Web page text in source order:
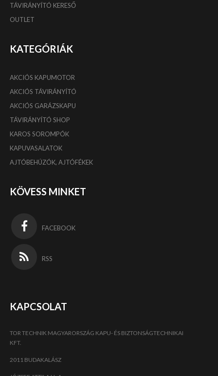
TÁVIRÁNYÍTÓ KERESŐ
OUTLET
KATEGÓRIÁK
AKCIÓS KAPUMOTOR
AKCIÓS TÁVIRÁNYÍTÓ
AKCIÓS GARÁZSKAPU
TÁVIRÁNYÍTÓ SHOP
KAROS SOROMPÓK
KAPUVASALATOK
AJTÓBEHÚZÓK, AJTÓFÉKEK
KÖVESS MINKET
FACEBOOK
RSS
KAPCSOLAT
TOR TECHNIK MAGYARORSZÁG KAPU- ÉS BIZTONSÁGTECHNIKAI
KFT.
2011 BUDAKALÁSZ